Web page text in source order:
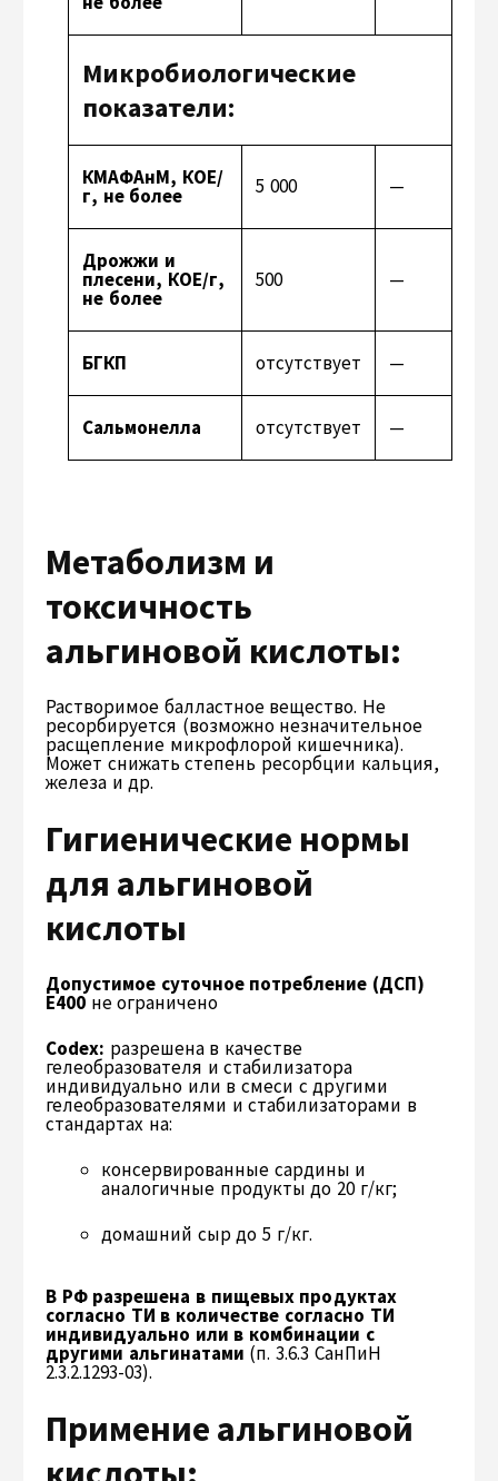
Микробиологические
показатели:
КМАФАнМ, КОЕ/
г, не более 5 000 —
Дрожжи и
плесени, КОЕ/г,
не более
500 —
БГКП отсутствует —
Сальмонелла отсутствует —
Метаболизм и
токсичность
альгиновой кислоты:
Растворимое балластное вещество. Не
ресорбируется (возможно незначительное
расщепление микрофлорой кишечника).
Может снижать степень ресорбции кальция,
железа и др.
Гигиенические нормы
для альгиновой
кислоты
Допустимое суточное потребление (ДСП)
Е400 не ограничено
Codex: разрешена в качестве
гелеобразователя и стабилизатора
индивидуально или в смеси с другими
гелеобразователями и стабилизаторами в
стандартах на:
консервированные сардины и
аналогичные продукты до 20 г/кг;
домашний сыр до 5 г/кг.
В РФ разрешена в пищевых продуктах
согласно ТИ в количестве согласно ТИ
индивидуально или в комбинации с
другими альгинатами (п. 3.6.3 СанПиН
2.3.2.1293-03).
Примение альгиновой